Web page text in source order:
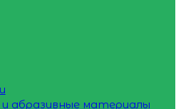
абразивные материалы